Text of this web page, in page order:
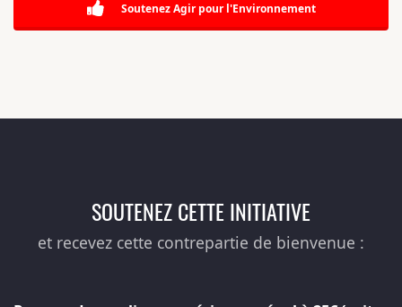
Soutenez Agir pour l'Environnement
SOUTENEZ CETTE INITIATIVE
et recevez cette contrepartie de bienvenue :